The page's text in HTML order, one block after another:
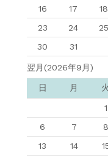
16
17 18
23
24 25
30
31
翌月(2026年9月)
日 月 火
1
6
7 8
13
14